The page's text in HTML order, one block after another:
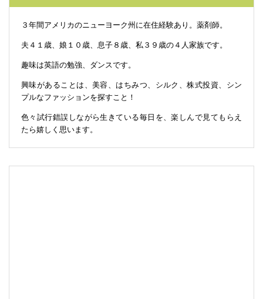
３年間アメリカのニューヨーク州に在住経験あり。薬剤師。
夫４１歳、娘１０歳、息子８歳、私３９歳の４人家族です。
趣味は英語の勉強、ダンスです。
興味があることは、美容、はちみつ、シルク、株式投資、シン
プルなファッションを探すこと！
色々試行錯誤しながら生きている毎日を、楽しんで見てもらえ
たら嬉しく思います。